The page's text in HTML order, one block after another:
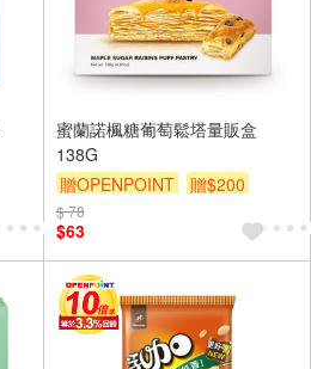
蜜蘭諾楓糖葡萄鬆塔量販盒
138G
贈OPENPOINT
贈$200
$ 78
$63